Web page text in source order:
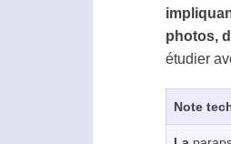
photos,
étudier
Note